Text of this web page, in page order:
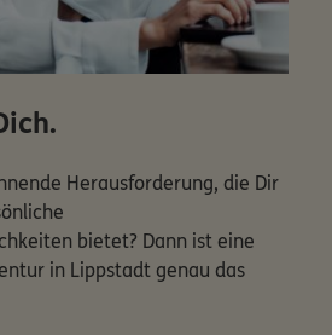
Herausforderung, die Dir
bietet? Dann ist eine
in Lippstadt genau das